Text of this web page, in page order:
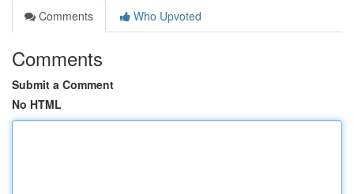
Comments
Who Upvoted
Comments
Submit a Comment
No HTML